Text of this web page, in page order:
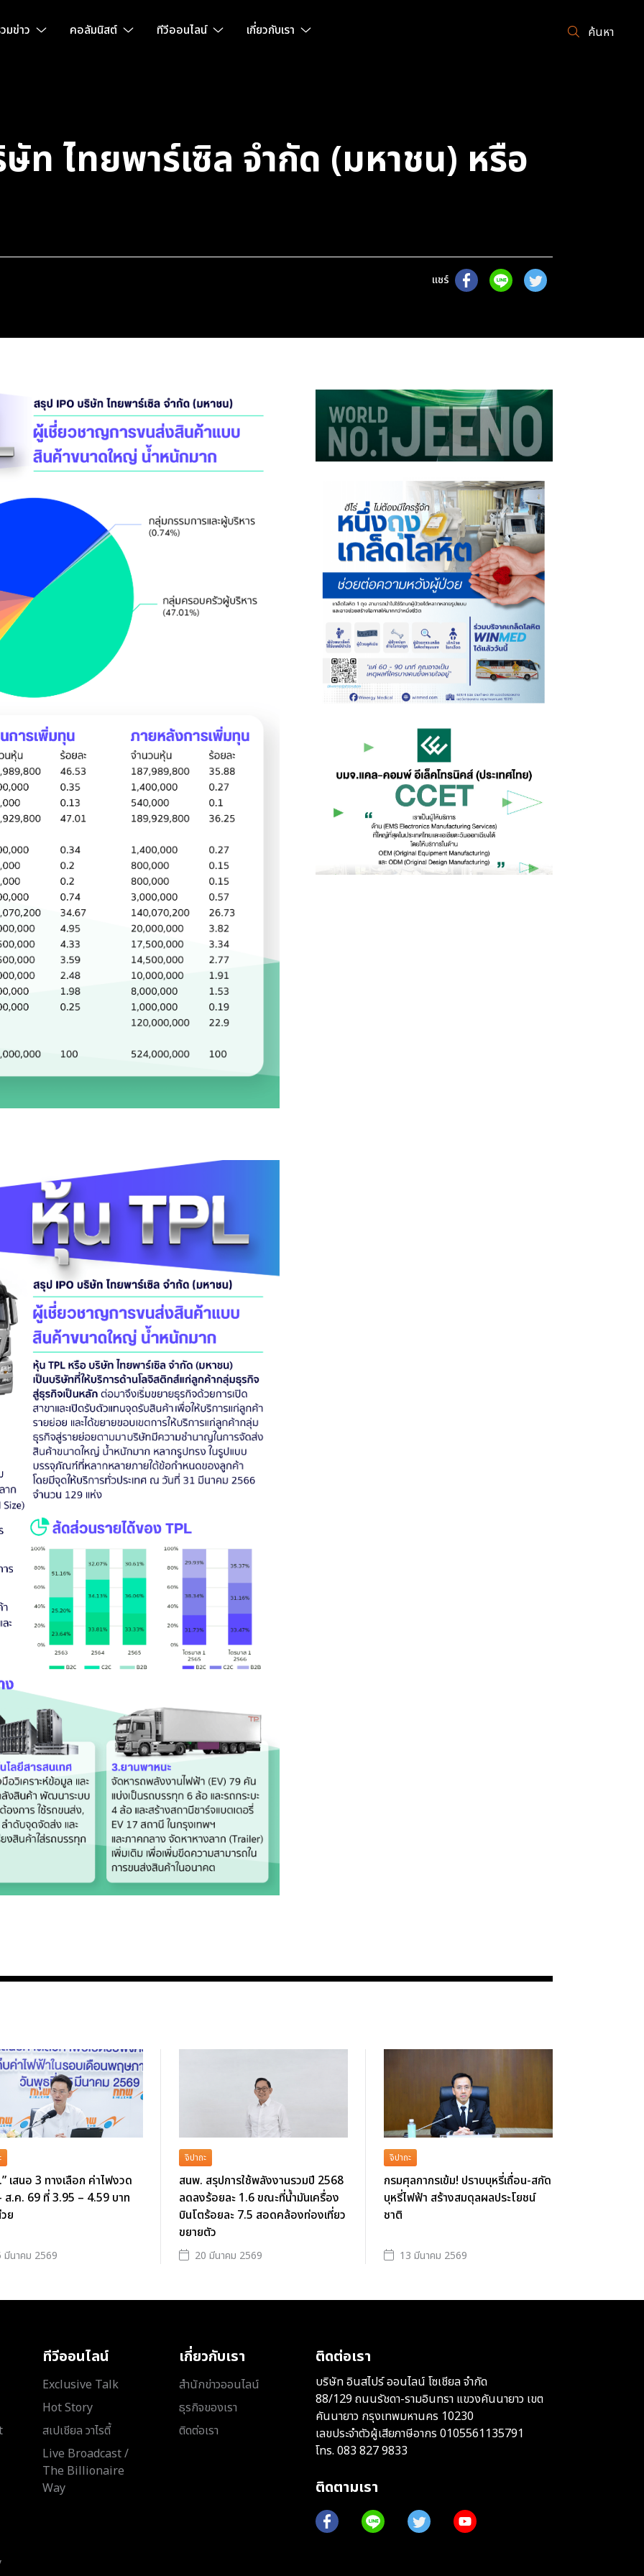
มข่าว คอลัมนิสต์ ทีวีออนไลน์ เกี่ยวกับเรา ค้นหา
ท ไทยพาร์เซิล จำกัด (มหาชน) หรือ
แชร์
เสนอ 3 ทางเลือก ค่าไฟงวด
.ค. 69 ที่ 3.95 – 4.59 บาท
ย
มีนาคม 2569
จิปาถะ
สนพ. สรุปการใช้พลังงานรวมปี 2568
ลดลงร้อยละ 1.6 ขณะที่น้ำมันเครื่อง
บินโตร้อยละ 7.5 สอดคล้องท่องเที่ยว
ขยายตัว
20 มีนาคม 2569
จิปาถะ
กรมศุลกากรเข้ม! ปราบบุหรี่เถื่อน-สกัด
บุหรี่ไฟฟ้า สร้างสมดุลผลประโยชน์
ชาติ
13 มีนาคม 2569
ทีวีออนไลน์
Exclusive Talk
Hot Story
สเปเชียล วาไรตี้
Live Broadcast /
The Billionaire
Way
เกี่ยวกับเรา
สำนักข่าวออนไลน์
ธุรกิจของเรา
ติดต่อเรา
ติดต่อเรา
บริษัท อินสไปร์ ออนไลน์ โซเชียล จำกัด
88/129 ถนนรัชดา-รามอินทรา แขวงคันนายาว เขต
คันนายาว กรุงเทพมหานคร 10230
เลขประจำตัวผู้เสียภาษีอากร 0105561135791
โทร. 083 827 9833
ติดตามเรา